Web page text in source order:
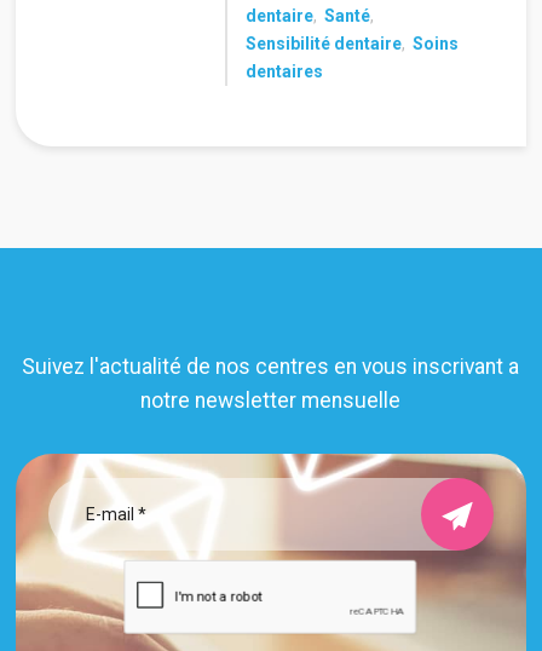
dentaire, Santé,
Sensibilité dentaire, Soins
dentaires
Suivez l'actualité de nos centres en vous inscrivant a
notre newsletter mensuelle